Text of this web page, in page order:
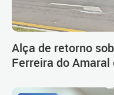
Alça de retorno
Ferreira do Amaral